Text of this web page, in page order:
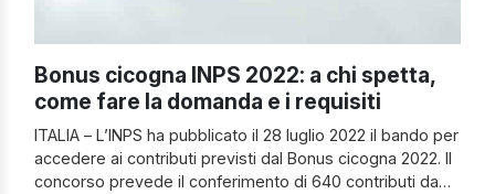
Bonus cicogna INPS 2022: a chi spetta,
come fare la domanda e i requisiti
ITALIA – L’INPS ha pubblicato il 28 luglio 2022 il bando per
accedere ai contributi previsti dal Bonus cicogna 2022. Il
concorso prevede il conferimento di 640 contributi da